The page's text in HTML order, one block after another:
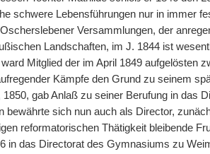
schwere Lebensführungen nur in immer
Versammlungen, der
Landschaften, im J. 1844 ist
Mitglied der im April 1849 aufgelösten
Kämpfe den Grund zu seinem
gab Anlaß zu seiner Berufung in das
bewährte sich nun auch als Director,
reformatorischen Thätigkeit bleibende
in das Directorat des Gymnasiums zu